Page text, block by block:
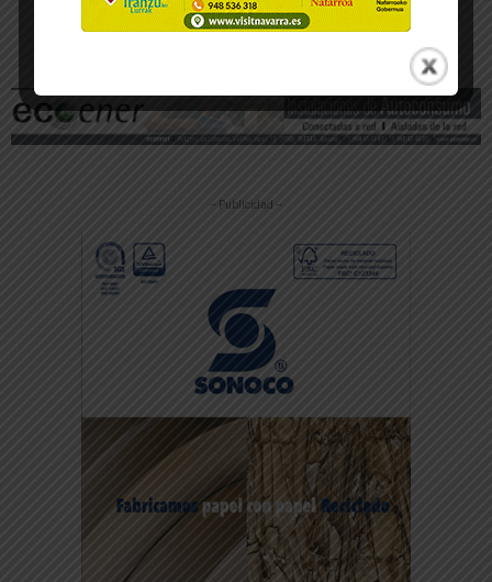
-- Publicidad --